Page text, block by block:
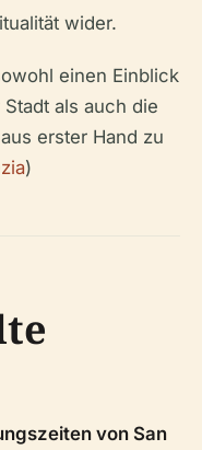
wider.
einen Einblick
als auch die
erster Hand zu
)
von San